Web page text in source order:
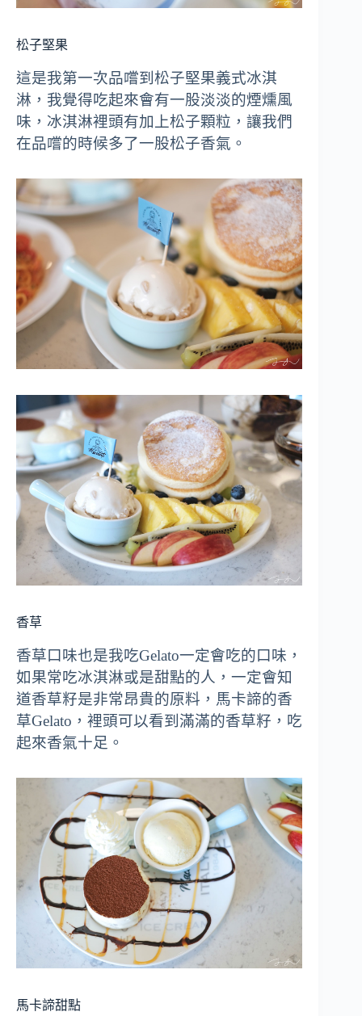
松子堅果
這是我第一次品嚐到松子堅果義式冰淇
淋，我覺得吃起來會有一股淡淡的煙燻風
味，冰淇淋裡頭有加上松子顆粒，讓我們
在品嚐的時候多了一股松子香氣。
香草
香草口味也是我吃Gelato一定會吃的口味，
如果常吃冰淇淋或是甜點的人，一定會知
道香草籽是非常昂貴的原料，馬卡諦的香
草Gelato，裡頭可以看到滿滿的香草籽，吃
起來香氣十足。
馬卡諦甜點